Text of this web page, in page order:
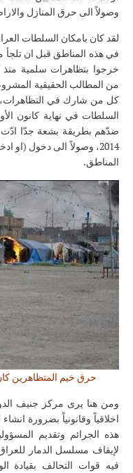
وصولاً الى حرق المنازل
لقد كان بامكان السلطات
في هذه المناطق قبل ان تلجأ
من المطالب الحقيقية
كل من شارك في التظاهرات،
ضدّهم بطريقة بشعة جدّا
2014، وصولاً الى دخول (او
المناطق.
حرق خيم المتظاهرين
ومن هنا يرى مركز جنيف
اخلاقياً وقانونياً بضرورة
هذه الجرائم وتقديم
لإيقاف مسلسل الدمار
فيه قوات التحالف بقيادة